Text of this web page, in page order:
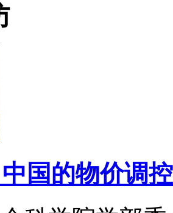
国的物价调